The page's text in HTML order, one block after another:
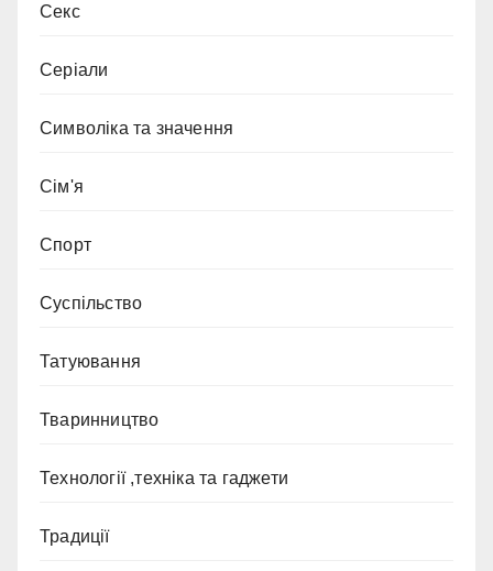
Секс
Серіали
Символіка та значення
Сім'я
Спорт
Суспільство
Татуювання
Тваринництво
Технології ,техніка та гаджети
Традиції